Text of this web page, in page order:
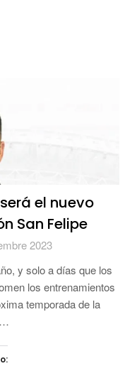
el nuevo
San Felipe
2023
y solo a días que los
los entrenamientos
temporada de la